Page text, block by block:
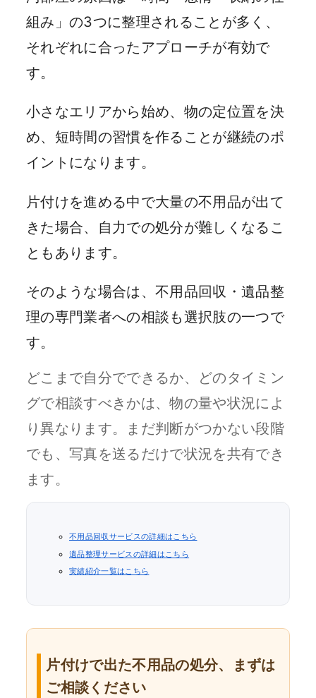
組み」の3つに整理されることが多く、
それぞれに合ったアプローチが有効で
す。
小さなエリアから始め、物の定位置を決
め、短時間の習慣を作ることが継続のポ
イントになります。
片付けを進める中で大量の不用品が出て
きた場合、自力での処分が難しくなるこ
ともあります。
そのような場合は、不用品回収・遺品整
理の専門業者への相談も選択肢の一つで
す。
どこまで自分でできるか、どのタイミン
グで相談すべきかは、物の量や状況によ
り異なります。まだ判断がつかない段階
でも、写真を送るだけで状況を共有でき
ます。
不用品回収サービスの詳細はこちら
遺品整理サービスの詳細はこちら
実績紹介一覧はこちら
片付けで出た不用品の処分、まずは
ご相談ください